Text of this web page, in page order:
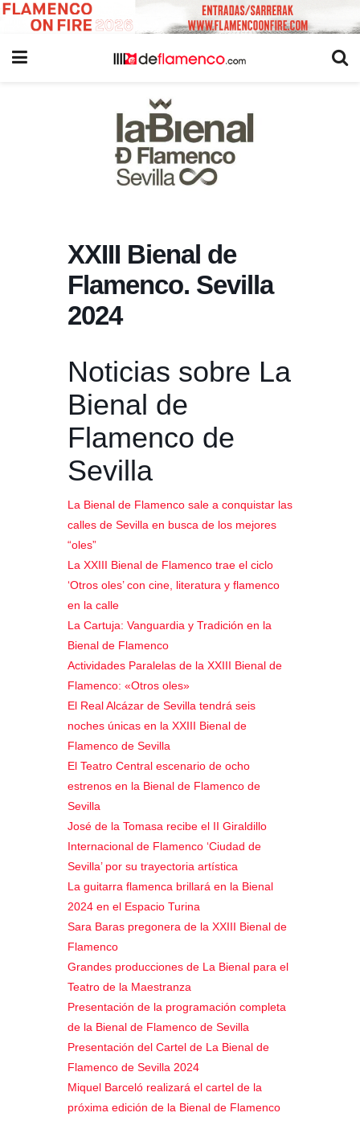
XXIII Bienal de
Flamenco. Sevilla
2024
Noticias sobre La
Bienal de
Flamenco de
Sevilla
La Bienal de Flamenco sale a conquistar las
calles de Sevilla en busca de los mejores
“oles”
La XXIII Bienal de Flamenco trae el ciclo
‘Otros oles’ con cine, literatura y flamenco
en la calle
La Cartuja: Vanguardia y Tradición en la
Bienal de Flamenco
Actividades Paralelas de la XXIII Bienal de
Flamenco: «Otros oles»
El Real Alcázar de Sevilla tendrá seis
noches únicas en la XXIII Bienal de
Flamenco de Sevilla
El Teatro Central escenario de ocho
estrenos en la Bienal de Flamenco de
Sevilla
José de la Tomasa recibe el II Giraldillo
Internacional de Flamenco ‘Ciudad de
Sevilla’ por su trayectoria artística
La guitarra flamenca brillará en la Bienal
2024 en el Espacio Turina
Sara Baras pregonera de la XXIII Bienal de
Flamenco
Grandes producciones de La Bienal para el
Teatro de la Maestranza
Presentación de la programación completa
de la Bienal de Flamenco de Sevilla
Presentación del Cartel de La Bienal de
Flamenco de Sevilla 2024
Miquel Barceló realizará el cartel de la
próxima edición de la Bienal de Flamenco